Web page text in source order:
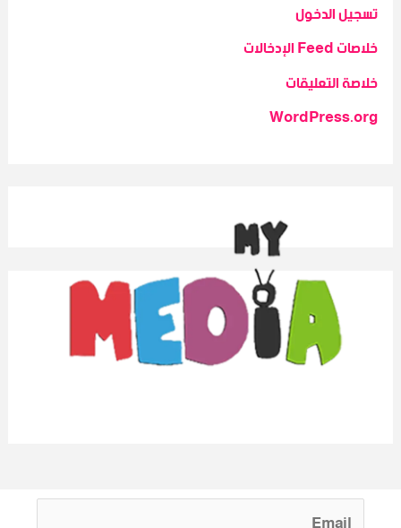
تسجيل الدخول
خلاصات Feed الإدخالات
خلاصة التعليقات
WordPress.org